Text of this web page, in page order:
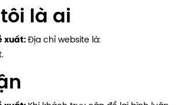
là ai
xuất:Địa chỉ website là: